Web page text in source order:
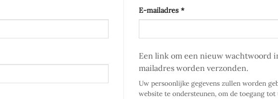
E-mailadres *Vereist
Een link om een nieuw wachtwoord
mailadres worden verzonden.
Uw persoonlijke gegevens zullen worden
website te ondersteunen, om de toegang